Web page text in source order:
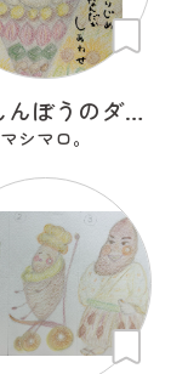
食いしんぼうのダブルさん
マシマロ。